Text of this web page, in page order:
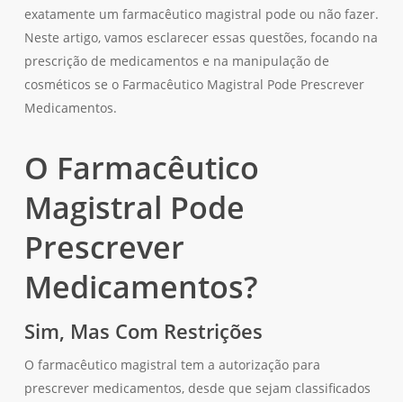
exatamente um farmacêutico magistral pode ou não fazer.
Neste artigo, vamos esclarecer essas questões, focando na
prescrição de medicamentos e na manipulação de
cosméticos se o Farmacêutico Magistral Pode Prescrever
Medicamentos.
O Farmacêutico
Magistral Pode
Prescrever
Medicamentos?
Sim, Mas Com Restrições
O farmacêutico magistral tem a autorização para
prescrever medicamentos, desde que sejam classificados